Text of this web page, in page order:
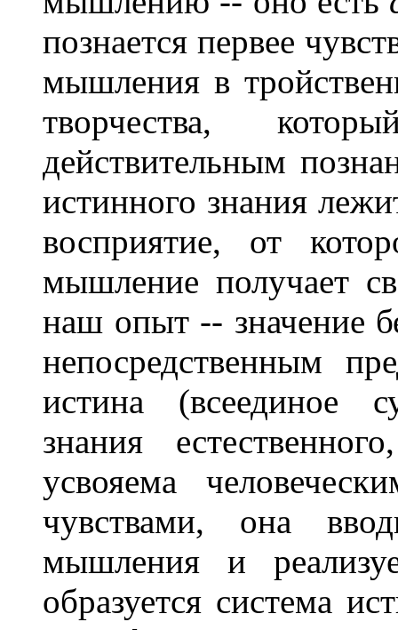
познается первее
мышления в
творчества,
действительным
истинного знания
восприятие, от
мышление получает
наш опыт -- значение
непосредственным
истина (всеединое
знания
усвояема
чувствами, она
мышления и
образуется система